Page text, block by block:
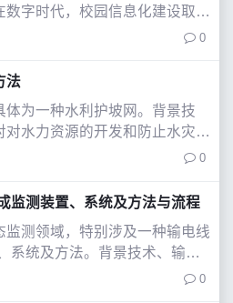
字时代，校园信息化建设取得
系统如雨后春笋般涌现，极大
然而，伴随着系统数量的激
时，也出现了一些新
0
法
体为一种水利护坡网。背景技
对水力资源的开发和防止水灾
网状结构；、公开号为cnu的中
种水利护坡网，包括c型安装
有安装槽，安装槽的
0
监测装置、系统及方法与流程
监测领域，特别涉及一种输电线
系统及方法。背景技术、输电
组成部分，其运行环境复杂多
的严峻考验。特别是当导线承
0